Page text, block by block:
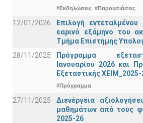
#Εκδηλώσεις #Παρουσιάσεις
12/01/2026
Επιλογή
εαρινό εξάμηνο του
Τμήμα Επιστήμης
28/11/2025
Πρόγραμμα
Ιανουαρίου 2026 και
Εξεταστικής ΧΕΙΜ_2025-
#Πρόγραμμα
27/11/2025
Διενέργεια
μαθημάτων από τους
2025-26